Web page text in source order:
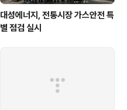
대성에너지, 전통시장 가스안전 특
별 점검 실시